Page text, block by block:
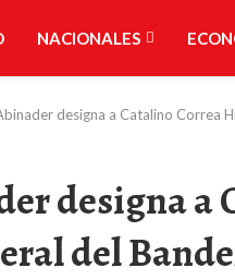
NACIONALES
designa a Catalino Correa
designa a
del